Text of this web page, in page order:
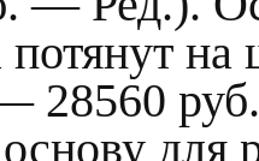
потянут
28560
для